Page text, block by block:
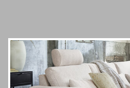
Contact
0315 328 141